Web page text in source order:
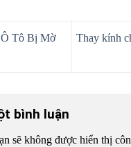
Tô Bị Mờ
Thay kính
bình luận
sẽ không được hiển thị